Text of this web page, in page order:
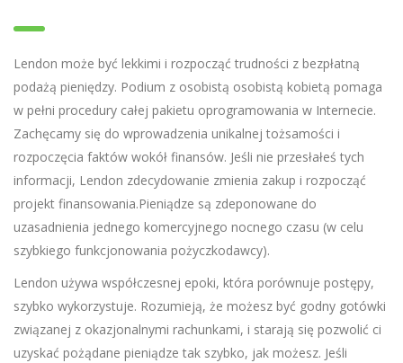
Lendon może być lekkimi i rozpocząć trudności z bezpłatną
podażą pieniędzy. Podium z osobistą osobistą kobietą pomaga
w pełni procedury całej pakietu oprogramowania w Internecie.
Zachęcamy się do wprowadzenia unikalnej tożsamości i
rozpoczęcia faktów wokół finansów. Jeśli nie przesłałeś tych
informacji, Lendon zdecydowanie zmienia zakup i rozpocząć
projekt finansowania.Pieniądze są zdeponowane do
uzasadnienia jednego komercyjnego nocnego czasu (w celu
szybkiego funkcjonowania pożyczkodawcy).
Lendon używa współczesnej epoki, która porównuje postępy,
szybko wykorzystuje. Rozumieją, że możesz być godny gotówki
związanej z okazjonalnymi rachunkami, i starają się pozwolić ci
uzyskać pożądane pieniądze tak szybko, jak możesz. Jeśli